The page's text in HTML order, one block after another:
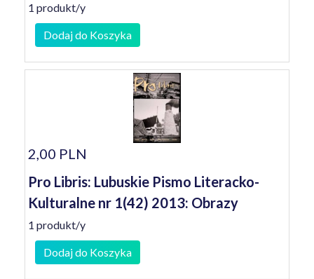
1 produkt/y
Dodaj do Koszyka
2,00 PLN
Pro Libris: Lubuskie Pismo Literacko-
Kulturalne nr 1(42) 2013: Obrazy
1 produkt/y
Dodaj do Koszyka